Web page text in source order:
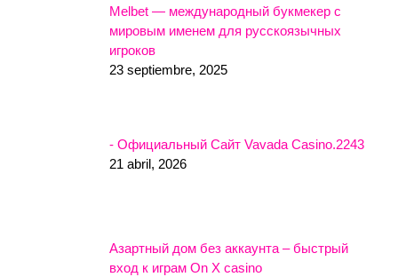
Melbet — международный букмекер с
мировым именем для русскоязычных
игроков
23 septiembre, 2025
- Официальный Сайт Vavada Casino.2243
21 abril, 2026
Азартный дом без аккаунта – быстрый
вход к играм On X casino